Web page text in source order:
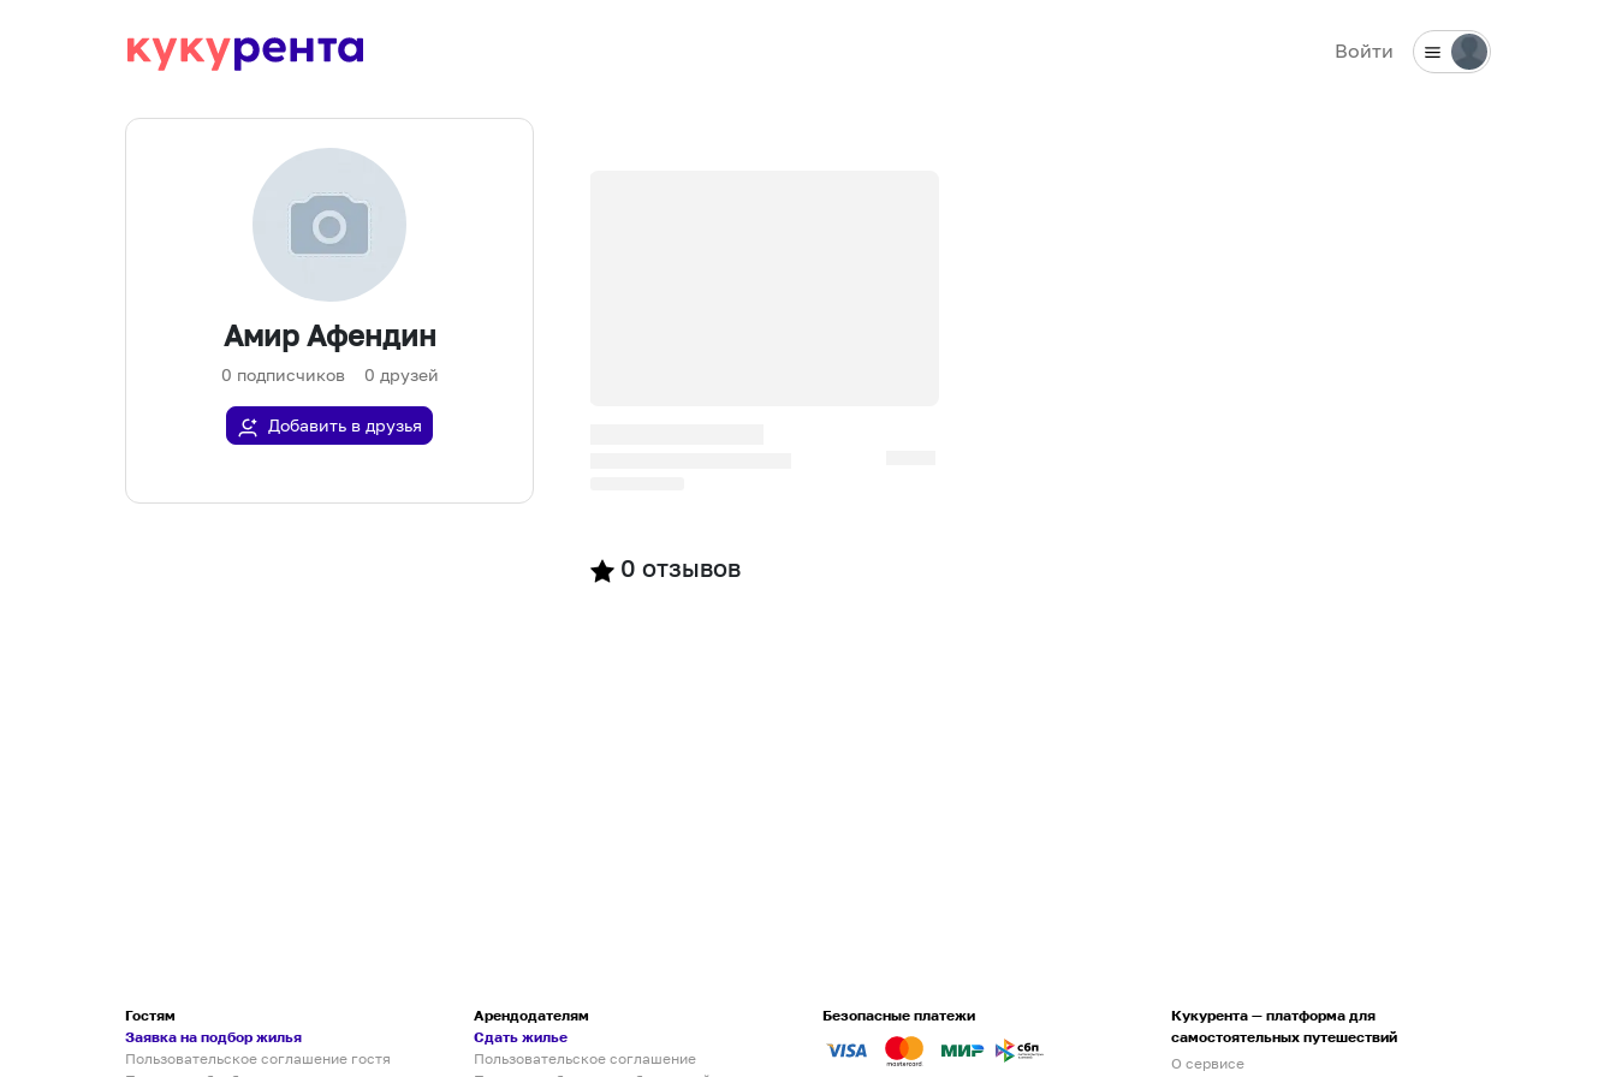
Войти
Амир Афендин
0 подписчиков 0 друзей
Добавить в друзья
0 отзывов
Гостям
Заявка на подбор жилья
Пользовательское соглашение гостя
Арендодателям
Сдать жилье
Пользовательское соглашение
Безопасные платежи
Кукурента — платформа для
самостоятельных путешествий
О сервисе